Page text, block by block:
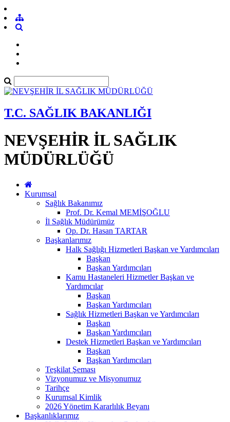
T.C. SAĞLIK BAKANLIĞI
NEVŞEHİR İL SAĞLIK
MÜDÜRLÜĞÜ
Kurumsal
Sağlık Bakanımız
Prof. Dr. Kemal MEMİŞOĞLU
İl Sağlık Müdürümüz
Op. Dr. Hasan TARTAR
Başkanlarımız
Halk Sağlığı Hizmetleri Başkan ve Yardımcıları
Başkan
Başkan Yardımcıları
Kamu Hastaneleri Hizmetler Başkan ve
Yardımcılar
Başkan
Başkan Yardımcıları
Sağlık Hizmetleri Başkan ve Yardımcıları
Başkan
Başkan Yardımcıları
Destek Hizmetleri Başkan ve Yardımcıları
Başkan
Başkan Yardımcıları
Teşkilat Şeması
Vizyonumuz ve Misyonumuz
Tarihçe
Kurumsal Kimlik
2026 Yönetim Kararlılık Beyanı
Başkanlıklarımız